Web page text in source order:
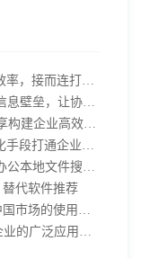
告别单打独斗：协同工作重塑团队效率，接而连打造数据合规协作空间
部门各自为战？接而连用 3 招破除信息壁垒，让协作效率翻倍
打破信息孤岛：接而连以协同 + 共享构建企业高效办公生态
打破数据壁垒：接而连如何用数字化手段打通企业信息孤岛
国产机统信UOS操作系统 3 款协同办公本地文件搜索神器介绍
替代软件推荐
Slack国内可以直接用吗？Slack 在中国市场的使用现状及替代方案探讨
社交化团队协作工具 Slack 在国内企业的广泛应用：优点与局限性